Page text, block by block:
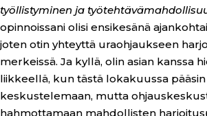
työllistyminen ja
opinnoissani olisi ensikesänä
joten otin yhteyttä uraohjaukseen
merkeissä. Ja kyllä, olin asian kanssa
liikkeellä, kun tästä lokakuussa
keskustelemaan, mutta
hahmottamaan mahdollisten